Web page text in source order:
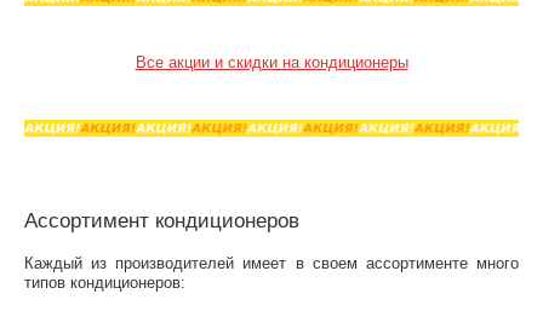
Все акции и скидки на кондиционеры
Ассортимент кондиционеров
Каждый из производителей имеет в своем ассортименте много
типов кондиционеров: